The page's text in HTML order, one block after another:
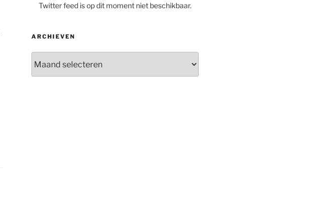
Twitter feed is op dit moment niet beschikbaar.
ARCHIEVEN